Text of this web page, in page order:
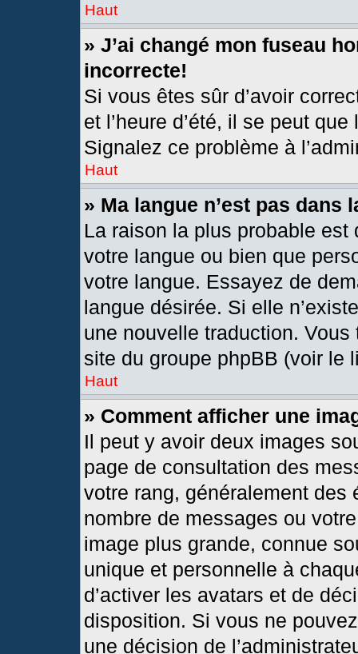
Haut
» J’ai changé mon fuseau
incorrecte!
Si vous êtes sûr d’avoir
et l’heure d’été, il se peut
Signalez ce problème à
Haut
» Ma langue n’est pas dans
La raison la plus probable est
votre langue ou bien que
votre langue. Essayez de
langue désirée. Si elle
une nouvelle traduction.
site du groupe phpBB (voir le
Haut
» Comment afficher une
Il peut y avoir deux images
page de consultation des
votre rang, généralement
nombre de messages ou
image plus grande, connue
unique et personnelle à
d’activer les avatars et de
disposition. Si vous ne
une décision de